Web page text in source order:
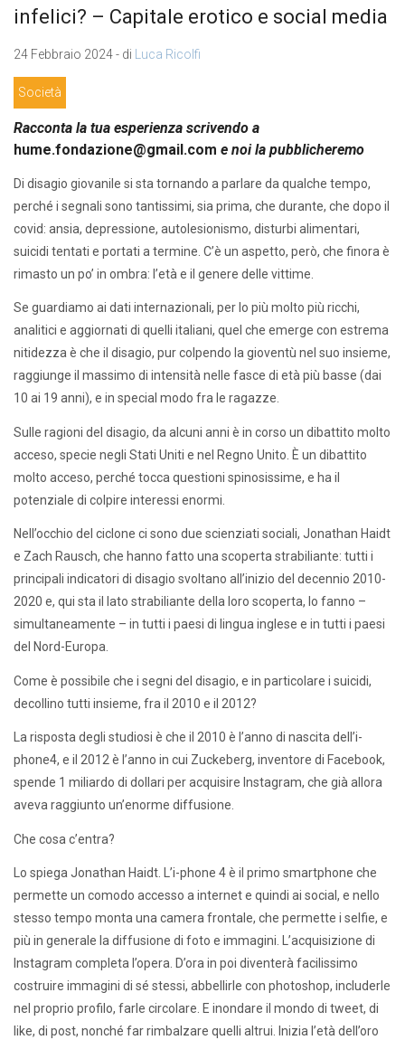
infelici? – Capitale erotico e social media
24 Febbraio 2024 - di Luca Ricolfi
Società
Racconta la tua esperienza scrivendo a
hume.fondazione@gmail.com e noi la pubblicheremo
Di disagio giovanile si sta tornando a parlare da qualche tempo,
perché i segnali sono tantissimi, sia prima, che durante, che dopo il
covid: ansia, depressione, autolesionismo, disturbi alimentari,
suicidi tentati e portati a termine. C’è un aspetto, però, che finora è
rimasto un po’ in ombra: l’età e il genere delle vittime.
Se guardiamo ai dati internazionali, per lo più molto più ricchi,
analitici e aggiornati di quelli italiani, quel che emerge con estrema
nitidezza è che il disagio, pur colpendo la gioventù nel suo insieme,
raggiunge il massimo di intensità nelle fasce di età più basse (dai
10 ai 19 anni), e in special modo fra le ragazze.
Sulle ragioni del disagio, da alcuni anni è in corso un dibattito molto
acceso, specie negli Stati Uniti e nel Regno Unito. È un dibattito
molto acceso, perché tocca questioni spinosissime, e ha il
potenziale di colpire interessi enormi.
Nell’occhio del ciclone ci sono due scienziati sociali, Jonathan Haidt
e Zach Rausch, che hanno fatto una scoperta strabiliante: tutti i
principali indicatori di disagio svoltano all’inizio del decennio 2010-
2020 e, qui sta il lato strabiliante della loro scoperta, lo fanno –
simultaneamente – in tutti i paesi di lingua inglese e in tutti i paesi
del Nord-Europa.
Come è possibile che i segni del disagio, e in particolare i suicidi,
decollino tutti insieme, fra il 2010 e il 2012?
La risposta degli studiosi è che il 2010 è l’anno di nascita dell’i-
phone4, e il 2012 è l’anno in cui Zuckeberg, inventore di Facebook,
spende 1 miliardo di dollari per acquisire Instagram, che già allora
aveva raggiunto un’enorme diffusione.
Che cosa c’entra?
Lo spiega Jonathan Haidt. L’i-phone 4 è il primo smartphone che
permette un comodo accesso a internet e quindi ai social, e nello
stesso tempo monta una camera frontale, che permette i selfie, e
più in generale la diffusione di foto e immagini. L’acquisizione di
Instagram completa l’opera. D’ora in poi diventerà facilissimo
costruire immagini di sé stessi, abbellirle con photoshop, includerle
nel proprio profilo, farle circolare. E inondare il mondo di tweet, di
like, di post, nonché far rimbalzare quelli altrui. Inizia l’età dell’oro